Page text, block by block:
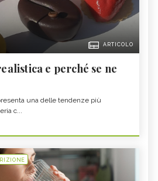
ARTICOLO
e perché se ne
una delle tendenze più
c...